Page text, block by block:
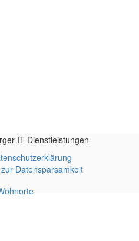
IT-Dienstleistungen
Datensparsamkeit